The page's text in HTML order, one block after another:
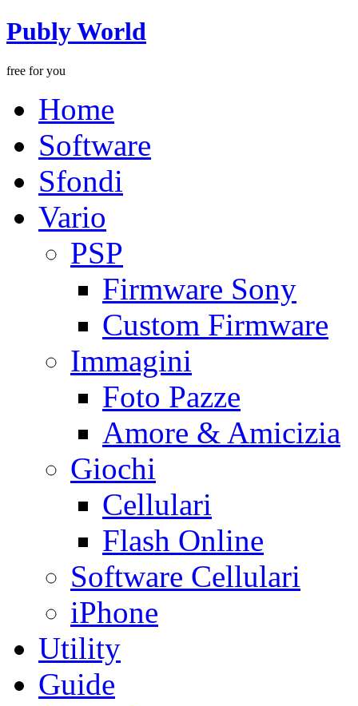
Publy World
free for you
Home
Software
Sfondi
Vario
PSP
Firmware Sony
Custom Firmware
Immagini
Foto Pazze
Amore & Amicizia
Giochi
Cellulari
Flash Online
Software Cellulari
iPhone
Utility
Guide